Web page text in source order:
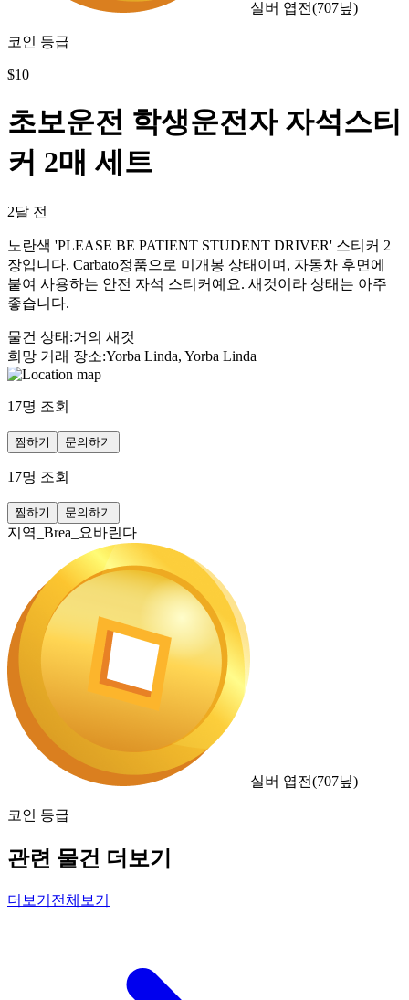
실버 엽전(707닢)
코인 등급
$10
초보운전 학생운전자 자석스티
커 2매 세트
2달 전
노란색 'PLEASE BE PATIENT STUDENT DRIVER' 스티커 2
장입니다. Carbato정품으로 미개봉 상태이며, 자동차 후면에
붙여 사용하는 안전 자석 스티커예요. 새것이라 상태는 아주
좋습니다.
물건 상태 :거의 새것
희망 거래 장소:Yorba Linda, Yorba Linda
17명 조회
찜하기 문의하기
17명 조회
찜하기 문의하기
지역_Brea_요바린다
실버 엽전(707닢)
코인 등급
관련 물건 더보기
더보기 전체보기